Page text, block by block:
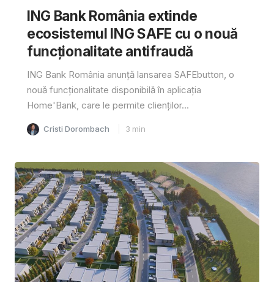
ING Bank România extinde
ecosistemul ING SAFE cu o nouă
funcționalitate antifraudă
ING Bank România anunță lansarea SAFEbutton, o
nouă funcționalitate disponibilă în aplicația
Home'Bank, care le permite clienților...
Cristi Dorombach 3 min